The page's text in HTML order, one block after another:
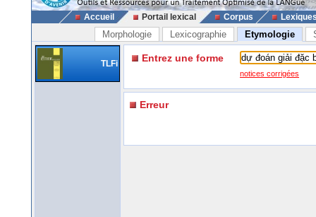
Accueil Portail lexical Corpus
Morphologie Lexicographie Etymologie
TLFi Entrez une forme
notices corrigées
Erreur